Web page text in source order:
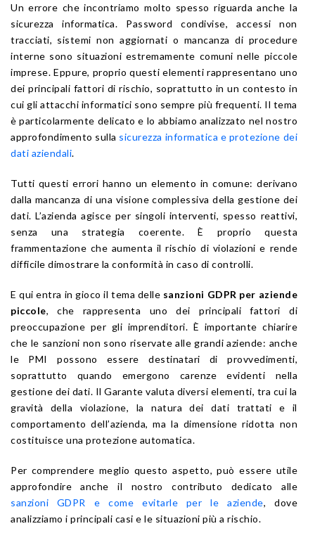
Un errore che incontriamo molto spesso riguarda anche la
sicurezza informatica. Password condivise, accessi non
tracciati, sistemi non aggiornati o mancanza di procedure
interne sono situazioni estremamente comuni nelle piccole
imprese. Eppure, proprio questi elementi rappresentano uno
dei principali fattori di rischio, soprattutto in un contesto in
cui gli attacchi informatici sono sempre più frequenti. Il tema
è particolarmente delicato e lo abbiamo analizzato nel nostro
approfondimento sulla sicurezza informatica e protezione dei
dati aziendali.
Tutti questi errori hanno un elemento in comune: derivano
dalla mancanza di una visione complessiva della gestione dei
dati. L’azienda agisce per singoli interventi, spesso reattivi,
senza una strategia coerente. È proprio questa
frammentazione che aumenta il rischio di violazioni e rende
difficile dimostrare la conformità in caso di controlli.
E qui entra in gioco il tema delle sanzioni GDPR per aziende
piccole, che rappresenta uno dei principali fattori di
preoccupazione per gli imprenditori. È importante chiarire
che le sanzioni non sono riservate alle grandi aziende: anche
le PMI possono essere destinatari di provvedimenti,
soprattutto quando emergono carenze evidenti nella
gestione dei dati. Il Garante valuta diversi elementi, tra cui la
gravità della violazione, la natura dei dati trattati e il
comportamento dell’azienda, ma la dimensione ridotta non
costituisce una protezione automatica.
Per comprendere meglio questo aspetto, può essere utile
approfondire anche il nostro contributo dedicato alle
sanzioni GDPR e come evitarle per le aziende, dove
analizziamo i principali casi e le situazioni più a rischio.